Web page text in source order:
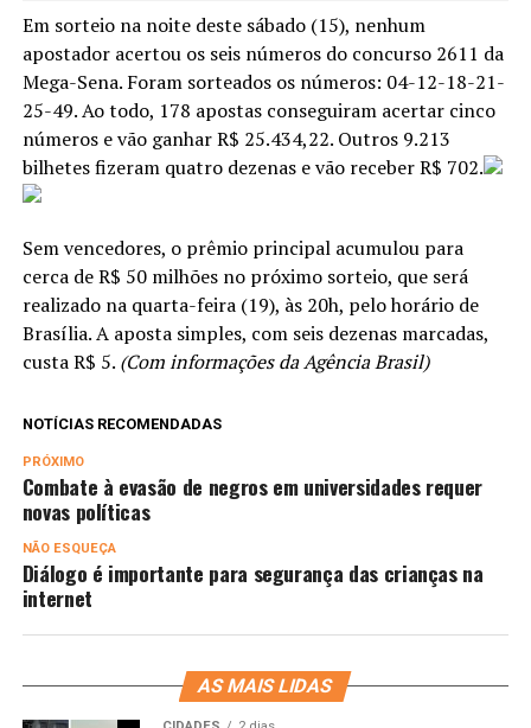
Em sorteio na noite deste sábado (15), nenhum
apostador acertou os seis números do concurso 2611 da
Mega-Sena. Foram sorteados os números: 04-12-18-21-
25-49. Ao todo, 178 apostas conseguiram acertar cinco
números e vão ganhar R$ 25.434,22. Outros 9.213
bilhetes fizeram quatro dezenas e vão receber R$ 702.
Sem vencedores, o prêmio principal acumulou para
cerca de R$ 50 milhões no próximo sorteio, que será
realizado na quarta-feira (19), às 20h, pelo horário de
Brasília. A aposta simples, com seis dezenas marcadas,
custa R$ 5. (Com informações da Agência Brasil)
NOTÍCIAS RECOMENDADAS
PRÓXIMO
Combate à evasão de negros em universidades requer
novas políticas
NÃO ESQUEÇA
Diálogo é importante para segurança das crianças na
internet
AS MAIS LIDAS